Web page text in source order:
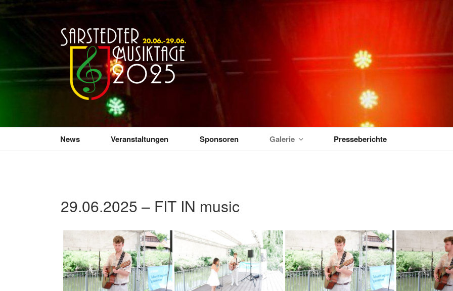
Zum
Inhalt
SARSTEDTER MUSIKTAGE
Sarstedt macht Musik
News Veranstaltungen Sponsoren Galerie Presseberichte
29.06.2025 – FIT IN music